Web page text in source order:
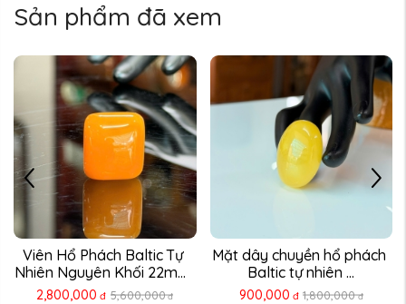
Sản phẩm đã xem
Viên Hổ Phách Baltic Tự
Nhiên Nguyên Khối 22mm
...
2,800,000 đ 5,600,000 đ
Mặt dây chuyền hổ phách
Baltic tự nhiên ...
900,000 đ 1,800,000 đ